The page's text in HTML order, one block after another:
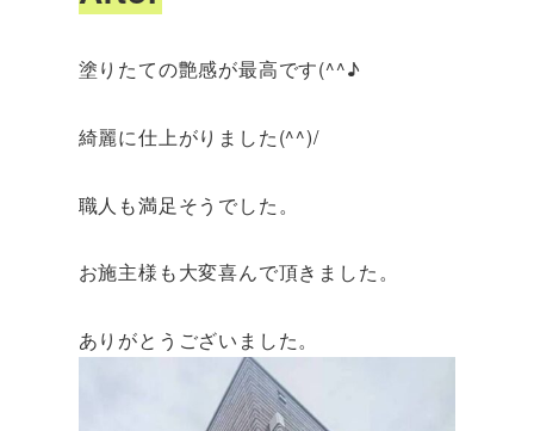
塗りたての艶感が最高です(^^♪
綺麗に仕上がりました(^^)/
職人も満足そうでした。
お施主様も大変喜んで頂きました。
ありがとうございました。